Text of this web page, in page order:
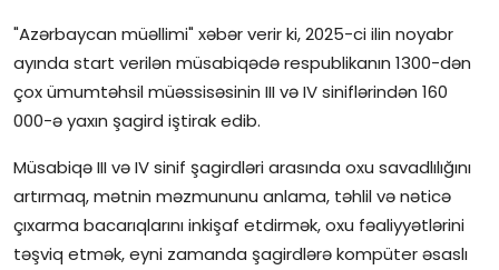
Qəzetin PDF arxivi
İctimai şura
Dünya
"Azərbaycan müəllimi" xəbər verir ki, 2025-ci ilin noyabr
ayında start verilən müsabiqədə respublikanın 1300-dən
çox ümumtəhsil müəssisəsinin III və IV siniflərindən 160
000-ə yaxın şagird iştirak edib.
Müsabiqə III və IV sinif şagirdləri arasında oxu savadlılığını
artırmaq, mətnin məzmununu anlama, təhlil və nəticə
çıxarma bacarıqlarını inkişaf etdirmək, oxu fəaliyyətlərini
təşviq etmək, eyni zamanda şagirdlərə kompüter əsaslı